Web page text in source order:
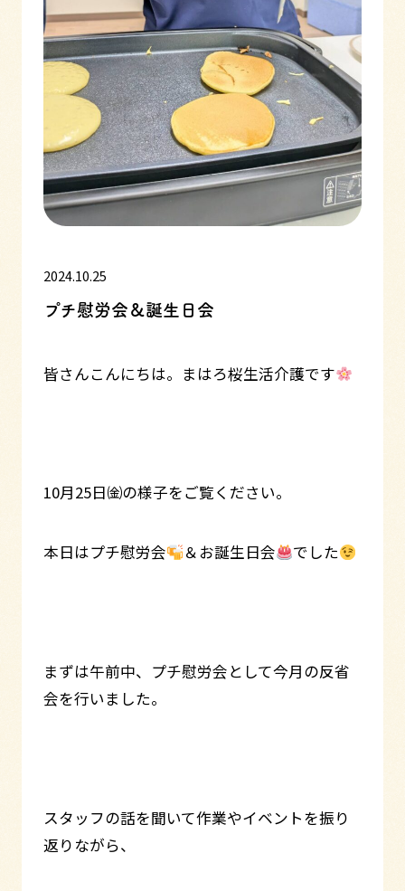
2024.10.25
プチ慰労会＆誕生日会
皆さんこんにちは。まはろ桜生活介護です
10月25日㈮の様子をご覧ください。
本日はプチ慰労会 ＆お誕生日会 でした
まずは午前中、プチ慰労会として今月の反省
会を行いました。
スタッフの話を聞いて作業やイベントを振り
返りながら、